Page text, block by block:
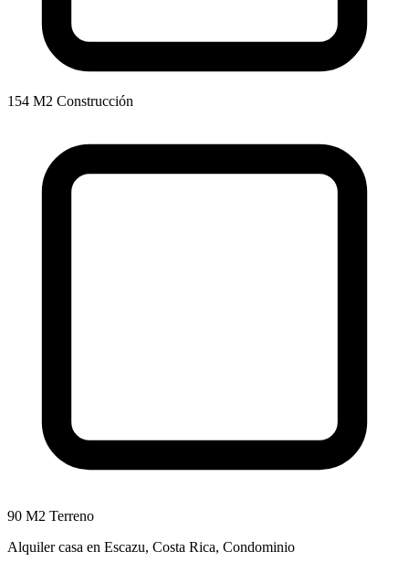
154 M2 Construcción
90 M2 Terreno
Alquiler casa en Escazu, Costa Rica, Condominio